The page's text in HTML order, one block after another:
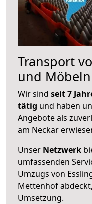
Transport
und
Wir sind seit 7
tätig und haben
Angebote als
am Neckar
Unser Netzwerk
umfassenden
Umzugs von
Mettenhof
Umsetzung.